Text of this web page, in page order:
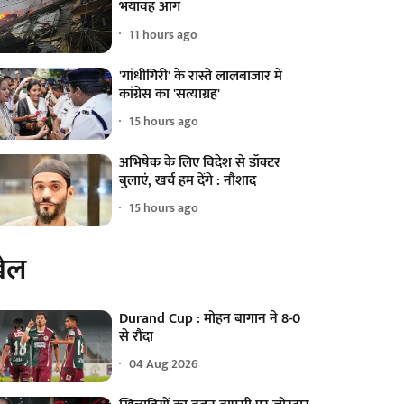
भयावह आग
11 hours ago
'गांधीगिरी' के रास्ते लालबाजार में
कांग्रेस का 'सत्याग्रह'
15 hours ago
अभिषेक के लिए विदेश से डॉक्टर
बुलाएं, खर्च हम देंगे : नौशाद
15 hours ago
Durand Cup : मोहन बागान ने 8-0
से रौंदा
04 Aug 2026